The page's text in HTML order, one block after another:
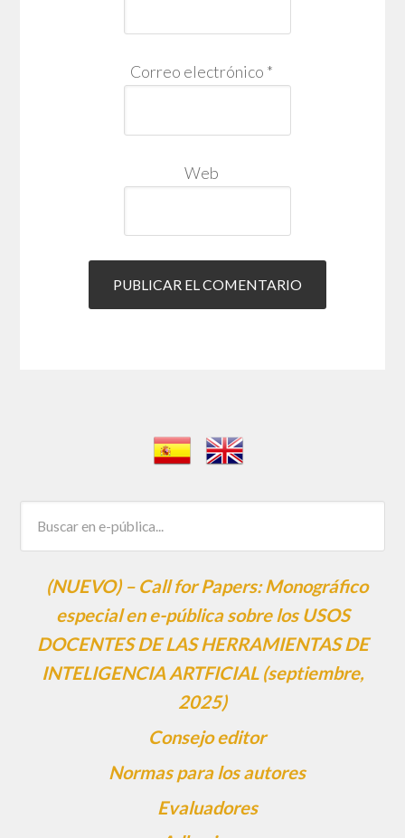
Correo electrónico *
Web
(NUEVO) – Call for Papers: Monográfico
especial en e-pública sobre los USOS
DOCENTES DE LAS HERRAMIENTAS DE
INTELIGENCIA ARTFICIAL (septiembre,
2025)
Consejo editor
Normas para los autores
Evaluadores